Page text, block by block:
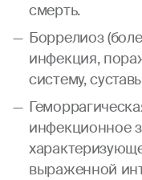
смерть.
Боррелиоз
инфекция,
систему,
инфекционное
выраженной